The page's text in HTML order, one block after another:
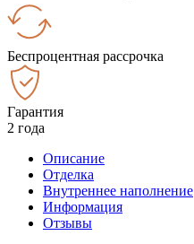
Беспроцентная рассрочка
Гарантия
2 года
Описание
Отделка
Внутреннее наполнение
Информация
Отзывы